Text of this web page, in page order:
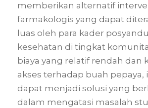
memberikan alternatif
farmakologis yang dapat
luas oleh para kader
kesehatan di tingkat
biaya yang relatif rendah dan
akses terhadap buah pepaya,
dapat menjadi solusi yang
dalam mengatasi masalah